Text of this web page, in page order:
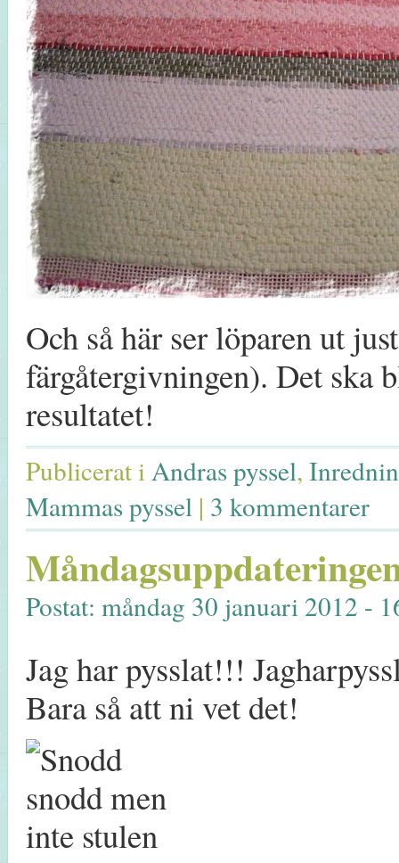
Och så här ser löparen ut
färgåtergivningen). Det ska
resultatet!
Publicerat iAndras pyssel,
Mammas pyssel | 3 kommentarer
Postat: måndag 30 januari 2012 -
Jag har pysslat!!!
Bara så att ni vet det!